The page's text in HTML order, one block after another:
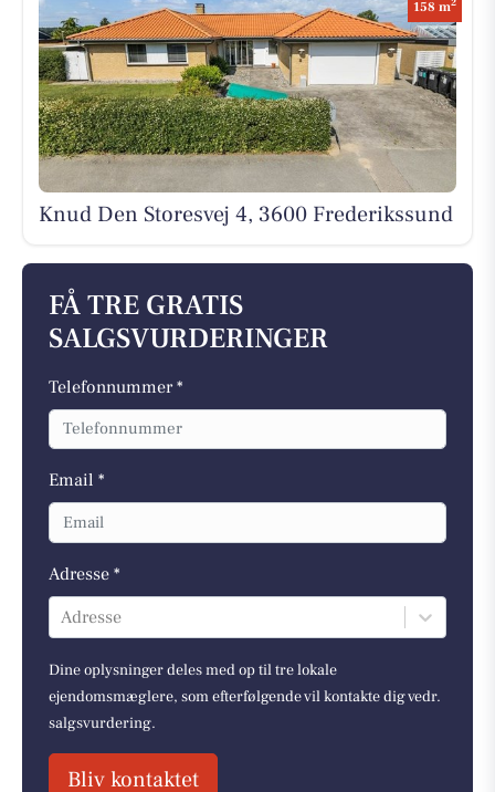
158 m
Knud Den Storesvej 4, 3600 Frederikssund
FÅ TRE GRATIS
SALGSVURDERINGER
Telefonnummer *
Email *
Adresse *
Adresse
Dine oplysninger deles med op til tre lokale
ejendomsmæglere, som efterfølgende vil kontakte dig vedr.
salgsvurdering.
Bliv kontaktet